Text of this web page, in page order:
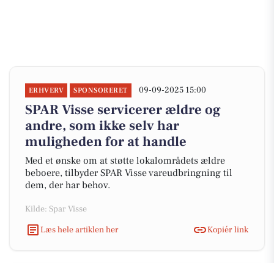
ERHVERV SPONSORERET 09-09-2025 15:00
SPAR Visse servicerer ældre og
andre, som ikke selv har
muligheden for at handle
Med et ønske om at støtte lokalområdets ældre
beboere, tilbyder SPAR Visse vareudbringning til
dem, der har behov.
Kilde: Spar Visse
Læs hele artiklen her
Kopiér link